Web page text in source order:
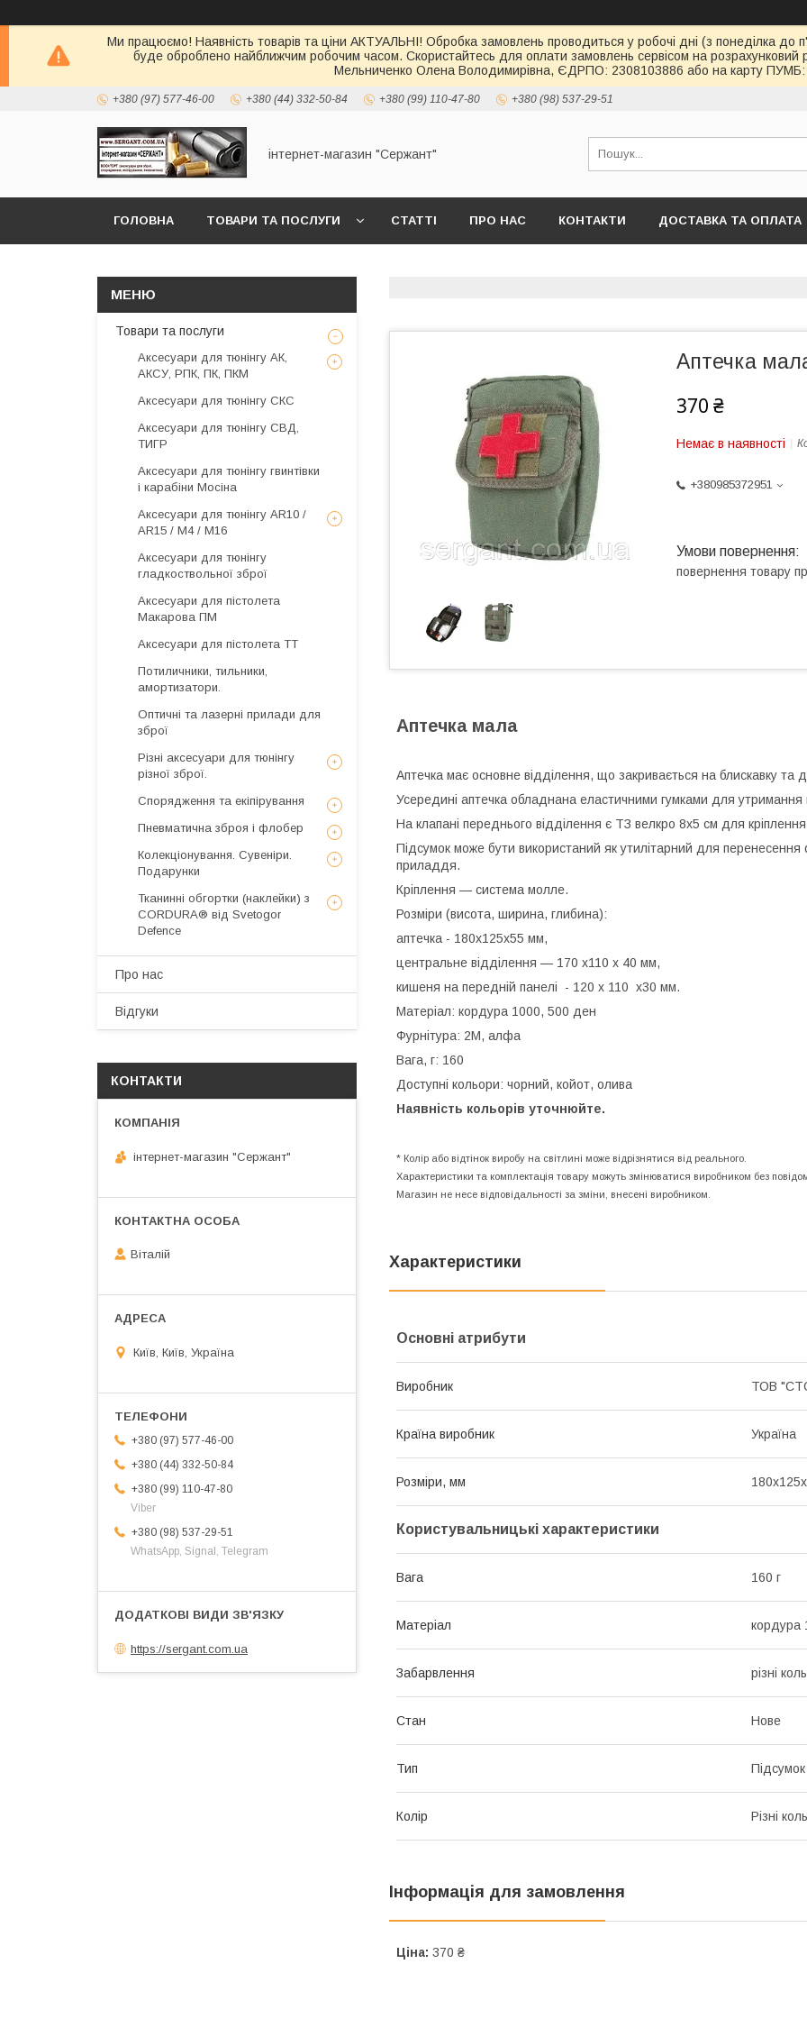
Ми працюємо! Наявність товарів та ціни АКТУАЛЬНІ! Обробка замовлень проводиться у робочі дні (з понеділка
буде оброблено найближчим робочим часом. Скористайтесь для оплати замовлень сервісом на
Мельниченко Олена Володимирівна, ЄДРПО: 2308103886 або на карту ПУМБ:
+380 (97) 577-46-00 +380 (44) 332-50-84 +380 (99) 110-47-80 +380 (98) 537-29-51
інтернет-магазин "Сержант"
ГОЛОВНА ТОВАРИ ТА ПОСЛУГИ СТАТТІ ПРО НАС КОНТАКТИ ДОСТАВКА ТА ОПЛАТА
Аптечка
370 ₴
Немає в наявності
+380985372951
повернення товару
Аптечка мала
Аптечка має основне відділення, що закривається на блискавку та
Усередині аптечка обладнана еластичними гумками для
На клапані переднього відділення є ТЗ велкро 8х5 см для
Підсумок може бути використаний як утилітарний для перенесення
приладдя.
Кріплення — система молле.
Розміри (висота, ширина, глибина):
аптечка - 180х125х55 мм,
центральне відділення — 170 х110 х 40 мм,
кишеня на передній панелі - 120 х 110 х30 мм.
Матеріал: кордура 1000, 500 ден
Фурнітура: 2М, алфа
Вага, г: 160
Доступні кольори: чорний, койот, олива
Наявність кольорів уточнюйте.
* Колір або відтінок виробу на світлині може відрізнятися від реального.
Характеристики та комплектація товару можуть змінюватися виробником без
Магазин не несе відповідальності за зміни, внесені виробником.
Характеристики
Основні атрибути
Виробник ТОВ
Країна виробник Україна
Розміри, мм
Користувальницькі характеристики
Вага 160 г
Матеріал кордура
Забарвлення різні
Стан Нове
Тип Підсумок
Колір Різні
Інформація для замовлення
Ціна: 370 ₴
Товари та послуги
Аксесуари для тюнінгу АК,
АКСУ, РПК, ПК, ПКМ
Аксесуари для тюнінгу СКС
Аксесуари для тюнінгу СВД,
ТИГР
Аксесуари для тюнінгу гвинтівки
і карабіни Мосіна
Аксесуари для тюнінгу AR10 /
AR15 / М4 / М16
Аксесуари для тюнінгу
гладкоствольної зброї
Аксесуари для пістолета
Макарова ПМ
Аксесуари для пістолета ТТ
Потиличники, тильники,
амортизатори.
Оптичні та лазерні прилади для
зброї
Різні аксесуари для тюнінгу
різної зброї.
Спорядження та екіпірування
Пневматична зброя і флобер
Колекціонування. Сувеніри.
Подарунки
Тканинні обгортки (наклейки) з
CORDURA® від Svetogor
Defence
Про нас
Відгуки
КОНТАКТИ
інтернет-магазин "Сержант"
Віталій
Київ, Київ, Україна
+380 (97) 577-46-00
+380 (44) 332-50-84
+380 (99) 110-47-80
Viber
+380 (98) 537-29-51
WhatsApp, Signal, Telegram
https://sergant.com.ua